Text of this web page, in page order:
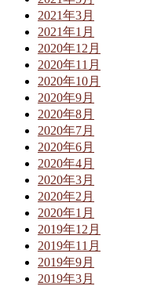
2021年3月
2021年1月
2020年12月
2020年11月
2020年10月
2020年9月
2020年8月
2020年7月
2020年6月
2020年4月
2020年3月
2020年2月
2020年1月
2019年12月
2019年11月
2019年9月
2019年3月